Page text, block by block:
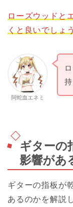
ローズウッドと
くと良いでしょ
阿蛇血エネミ
ギターの
影響があ
ギターの指板が
あるのかを解説